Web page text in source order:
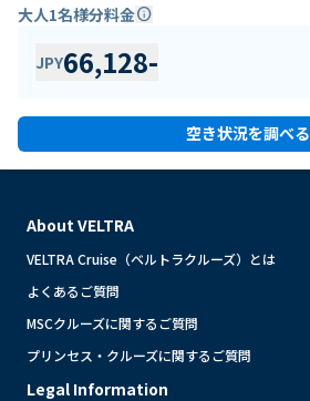
大人1名様分料金info
JPY66,128-
空き状況を調べる
About VELTRA
VELTRA Cruise（ベルトラクルーズ）とは
よくあるご質問
MSCクルーズに関するご質問
プリンセス・クルーズに関するご質問
Legal Information